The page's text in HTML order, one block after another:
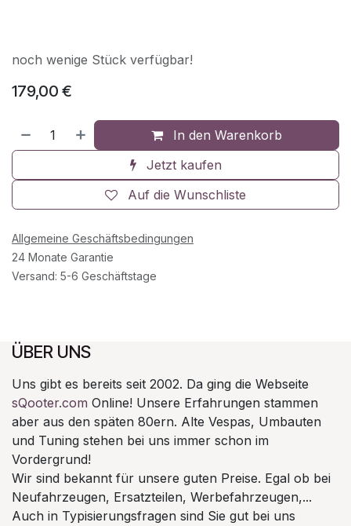
noch wenige Stück verfügbar!
179,00 €
In den Warenkorb
Jetzt kaufen
Auf die Wunschliste
Allgemeine Geschäftsbedingungen
24 Monate Garantie
Versand: 5-6 Geschäftstage
ÜBER UNS
Uns gibt es bereits seit 2002. Da ging die Webseite
sQooter.com Online! Unsere Erfahrungen stammen
aber aus den späten 80ern. Alte Vespas, Umbauten
und Tuning stehen bei uns immer schon im
Vordergrund!
Wir sind bekannt für unsere guten Preise. Egal ob bei
Neufahrzeugen, Ersatzteilen, Werbefahrzeugen,...
Auch in Typisierungsfragen sind Sie gut bei uns